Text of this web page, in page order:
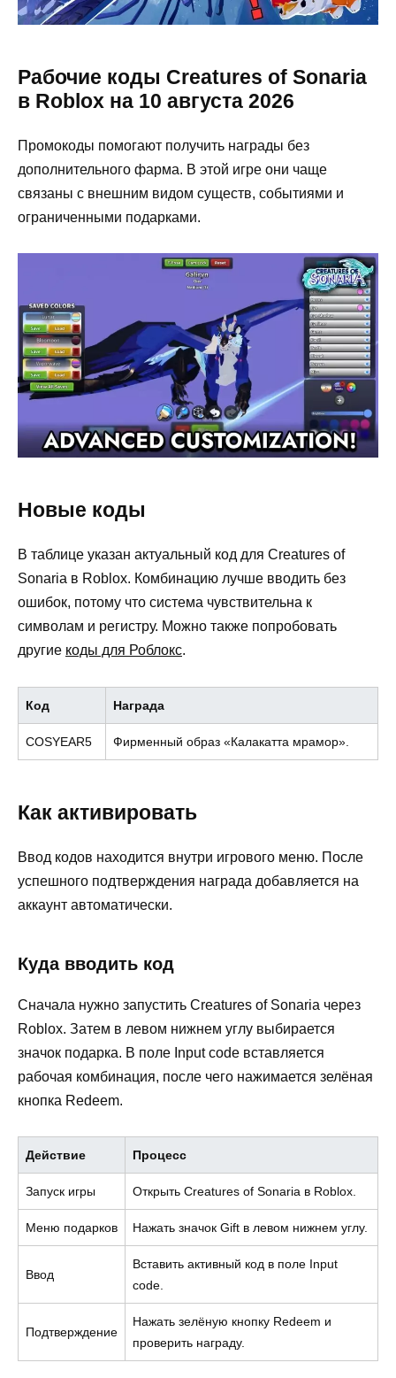
Рабочие коды Creatures of Sonaria
в Roblox на 10 августа 2026
Промокоды помогают получить награды без
дополнительного фарма. В этой игре они чаще
связаны с внешним видом существ, событиями и
ограниченными подарками.
Новые коды
В таблице указан актуальный код для Creatures of
Sonaria в Roblox. Комбинацию лучше вводить без
ошибок, потому что система чувствительна к
символам и регистру. Можно также попробовать
другие коды для Роблокс.
Код Награда
COSYEAR5 Фирменный образ «Калакатта мрамор».
Как активировать
Ввод кодов находится внутри игрового меню. После
успешного подтверждения награда добавляется на
аккаунт автоматически.
Куда вводить код
Сначала нужно запустить Creatures of Sonaria через
Roblox. Затем в левом нижнем углу выбирается
значок подарка. В поле Input code вставляется
рабочая комбинация, после чего нажимается зелёная
кнопка Redeem.
Действие Процесс
Запуск игры Открыть Creatures of Sonaria в Roblox.
Меню подарков Нажать значок Gift в левом нижнем углу.
Ввод
Вставить активный код в поле Input
code.
Подтверждение
Нажать зелёную кнопку Redeem и
проверить награду.